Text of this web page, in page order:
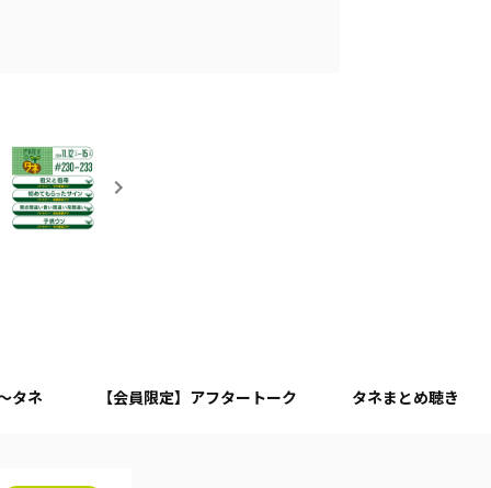
タネ 【会員限定】アフタートーク タネまとめ聴き